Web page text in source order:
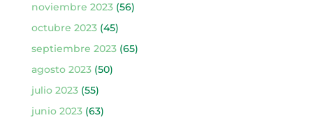
noviembre 2023(56)
octubre 2023(45)
septiembre 2023(65)
agosto 2023(50)
julio 2023(55)
junio 2023(63)